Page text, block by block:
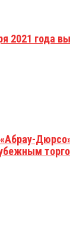
2021 года